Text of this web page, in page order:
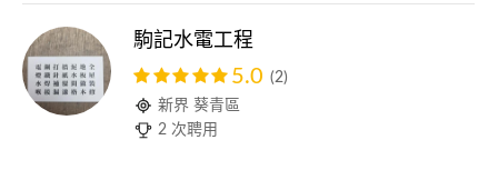
駒記水電工程
5.0 (2)
新界 葵青區
2 次聘用